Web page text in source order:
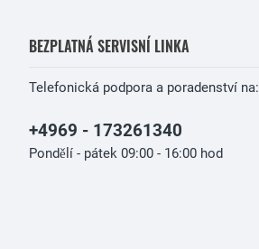
BEZPLATNÁ SERVISNÍ LINKA
Telefonická podpora a poradenství na:
+4969 - 173261340
Pondělí - pátek 09:00 - 16:00 hod